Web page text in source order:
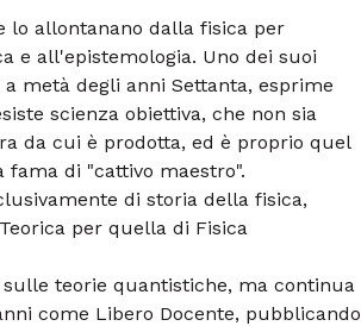
lo allontanano dalla fisica per
e all'epistemologia. Uno dei suoi
metà degli anni Settanta, esprime
scienza obiettiva, che non sia
da cui è prodotta, ed è proprio quel
di "cattivo maestro".
di storia della fisica,
per quella di Fisica
teorie quantistiche, ma continua
come Libero Docente, pubblicando